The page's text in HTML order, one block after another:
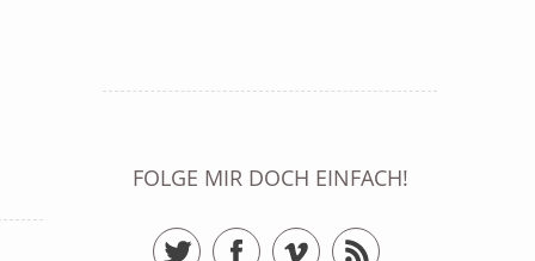
FOLGE MIR DOCH EINFACH!
TwitterFacebookVimeo RSS Feed